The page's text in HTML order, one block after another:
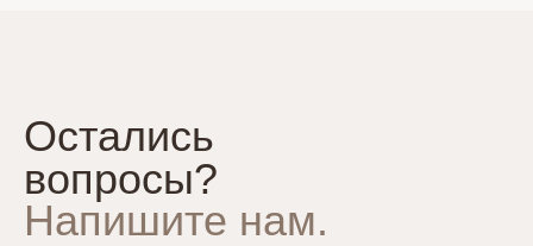
Остались
вопросы?
Напишите нам.